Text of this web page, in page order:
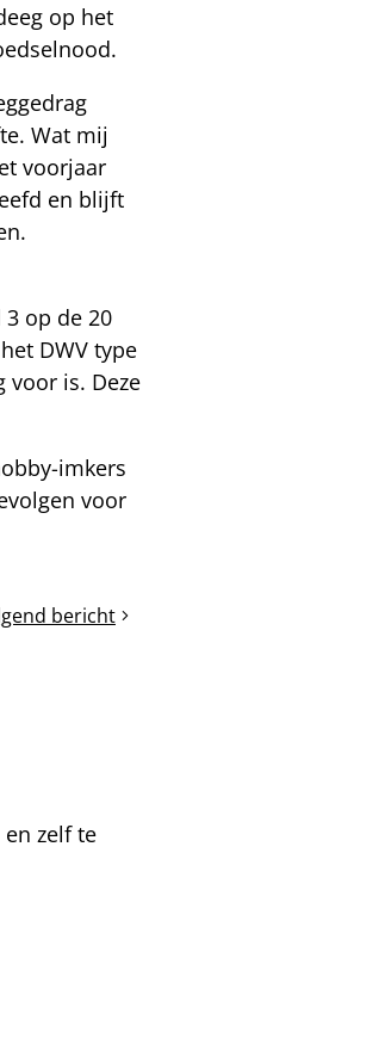
op het
Wat mij
voorjaar
en blijft
op de 20
DWV type
voor is. Deze
imkers
voor
bericht
zelf te